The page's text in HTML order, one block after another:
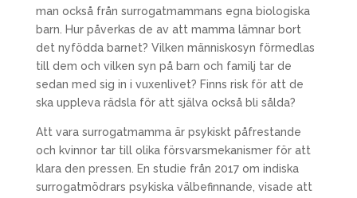
man också från surrogatmammans egna biologiska
barn. Hur påverkas de av att mamma lämnar bort
det nyfödda barnet? Vilken människosyn förmedlas
till dem och vilken syn på barn och familj tar de
sedan med sig in i vuxenlivet? Finns risk för att de
ska uppleva rädsla för att själva också bli sålda?
Att vara surrogatmamma är psykiskt påfrestande
och kvinnor tar till olika försvarsmekanismer för att
klara den pressen. En studie från 2017 om indiska
surrogatmödrars psykiska välbefinnande, visade att